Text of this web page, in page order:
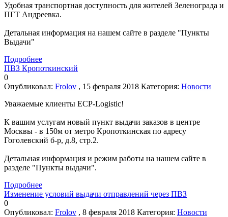
Удобная транспортная доступность для жителей Зеленограда и
ПГТ Андреевка.
Детальная информация на нашем сайте в разделе "Пункты
Выдачи"
Подробнее
ПВЗ Кропоткинский
0
Опубликовал: Frolov , 15 февраля 2018 Категория: Новости
Уважаемые клиенты ECP-Logistic!
К вашим услугам новый пункт выдачи заказов в центре
Москвы - в 150м от метро Кропоткинская по адресу
Гоголевский б-р, д.8, стр.2.
Детальная информация и режим работы на нашем сайте в
разделе "Пункты выдачи".
Подробнее
Изменение условий выдачи отправлений через ПВЗ
0
Опубликовал: Frolov , 8 февраля 2018 Категория: Новости